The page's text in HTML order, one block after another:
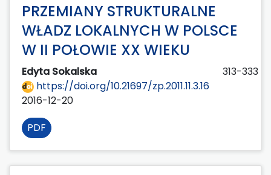
PRZEMIANY STRUKTURALNE
WŁADZ LOKALNYCH W POLSCE
W II POŁOWIE XX WIEKU
Edyta Sokalska
313-333
https://doi.org/10.21697/zp.2011.11.3.16
2016-12-20
PDF